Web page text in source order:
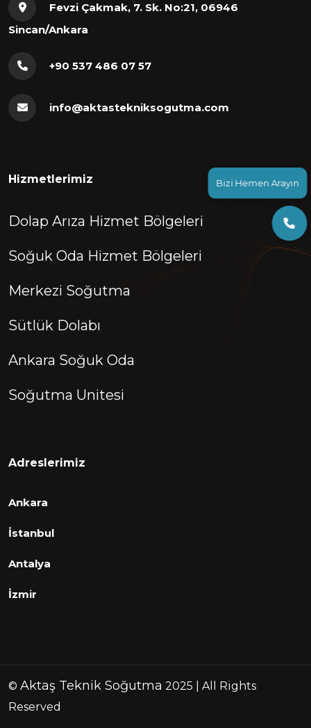
Bizi Hemen Arayın
Fevzi Çakmak, 7. Sk. No:21, 06946
Sincan/Ankara
+90 537 486 07 57
info@aktastekniksogutma.com
Hizmetlerimiz
Dolap Arıza Hizmet Bölgeleri
Soğuk Oda Hizmet Bölgeleri
Merkezi Soğutma
Sütlük Dolabı
Ankara Soğuk Oda
Soğutma Unitesi
Adreslerimiz
Ankara
İstanbul
Antalya
İzmir
© Aktaş Teknik Soğutma 2025 | All Rights
Reserved